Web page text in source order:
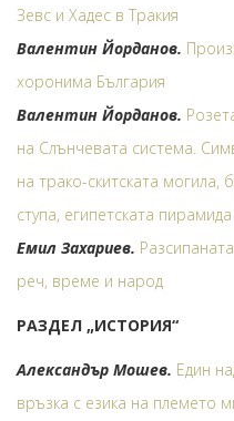
Зевс и Хадес в Тракия
Валентин Йорданов.
хоронима България
Валентин Йорданов.
на Слънчевата система.
на трако-скитската могила,
ступа, египетската
Емил Захариев.
реч, време и народ
РАЗДЕЛ „ИСТОРИЯ“
Александър Мошев. Един
връзка с езика на племето